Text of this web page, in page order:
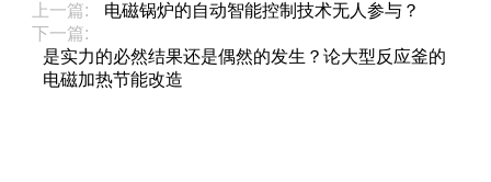
上一篇:
电磁锅炉的自动智能控制技术无人参与？
下一篇:
是实力的必然结果还是偶然的发生？论大型反应釜的
电磁加热节能改造